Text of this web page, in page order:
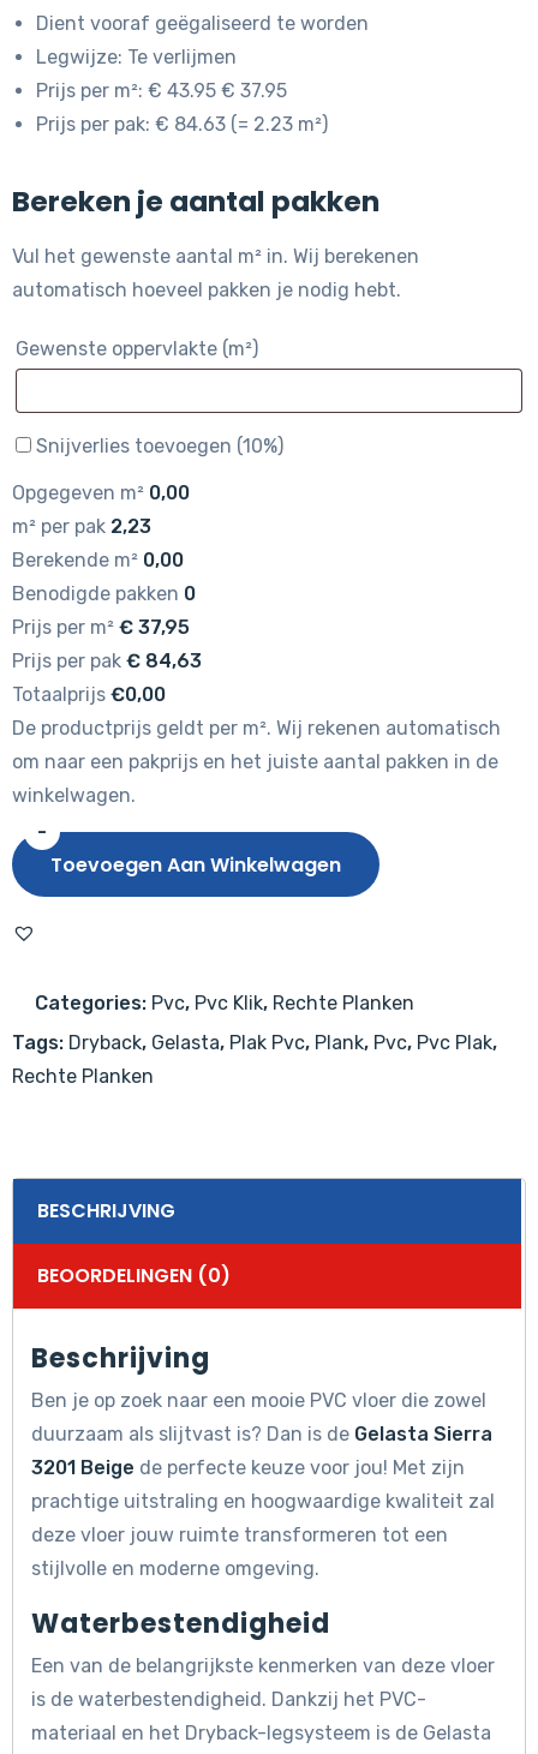
Dient vooraf geëgaliseerd te worden
Legwijze: Te verlijmen
Prijs per m²: € 43.95 € 37.95
Prijs per pak: € 84.63 (= 2.23 m²)
Bereken je aantal pakken
Vul het gewenste aantal m² in. Wij berekenen
automatisch hoeveel pakken je nodig hebt.
Gewenste oppervlakte (m²)
Snijverlies toevoegen (10%)
Opgegeven m² 0,00
m² per pak 2,23
Berekende m² 0,00
Benodigde pakken 0
Prijs per m² € 37,95
Prijs per pak € 84,63
Totaalprijs €0,00
De productprijs geldt per m². Wij rekenen automatisch
om naar een pakprijs en het juiste aantal pakken in de
winkelwagen.
-
Gelasta
Sierra
Beige
Toevoegen Aan Winkelwagen
Categories: Pvc, Pvc Klik, Rechte Planken
Tags: Dryback, Gelasta, Plak Pvc, Plank, Pvc, Pvc Plak,
Rechte Planken
BESCHRIJVING
BEOORDELINGEN (0)
Beschrijving
Ben je op zoek naar een mooie PVC vloer die zowel
duurzaam als slijtvast is? Dan is de Gelasta Sierra
3201 Beige de perfecte keuze voor jou! Met zijn
prachtige uitstraling en hoogwaardige kwaliteit zal
deze vloer jouw ruimte transformeren tot een
stijlvolle en moderne omgeving.
Waterbestendigheid
Een van de belangrijkste kenmerken van deze vloer
is de waterbestendigheid. Dankzij het PVC-
materiaal en het Dryback-legsysteem is de Gelasta